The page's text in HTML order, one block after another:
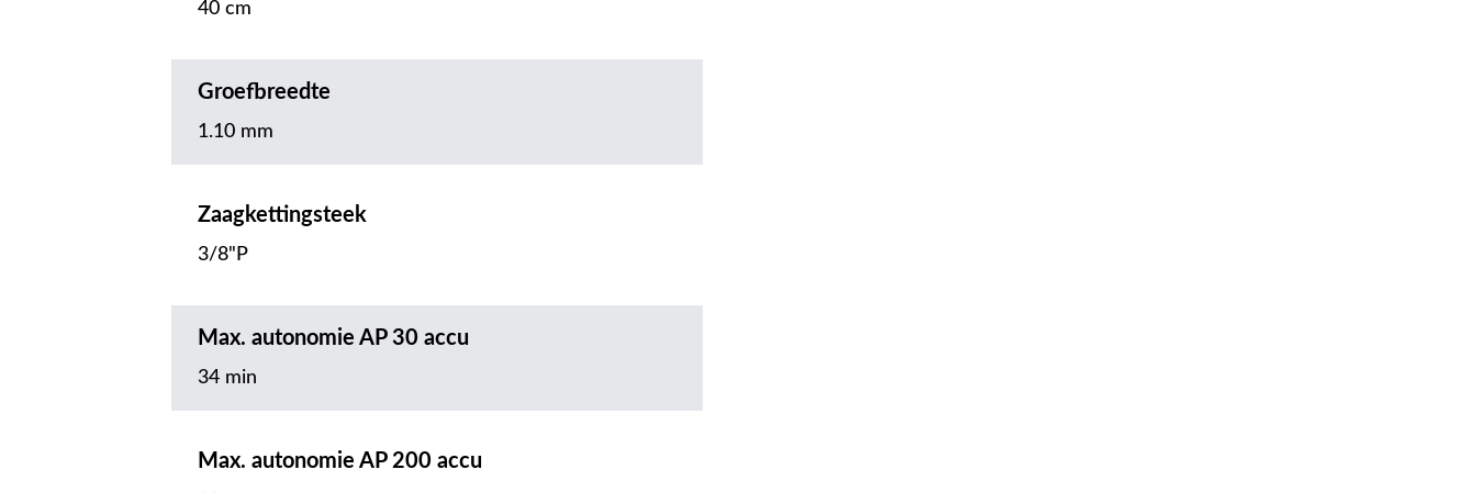
40 cm
Groefbreedte
1.10 mm
Zaagkettingsteek
3/8"P
Max. autonomie AP 30 accu
34 min
Max. autonomie AP 200 accu